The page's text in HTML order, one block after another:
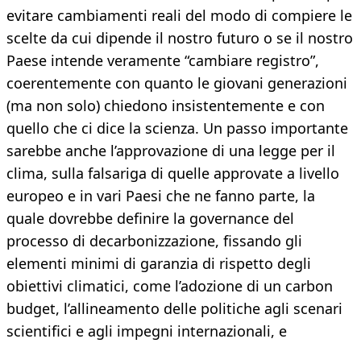
evitare cambiamenti reali del modo di compiere le
scelte da cui dipende il nostro futuro o se il nostro
Paese intende veramente “cambiare registro”,
coerentemente con quanto le giovani generazioni
(ma non solo) chiedono insistentemente e con
quello che ci dice la scienza. Un passo importante
sarebbe anche l’approvazione di una legge per il
clima, sulla falsariga di quelle approvate a livello
europeo e in vari Paesi che ne fanno parte, la
quale dovrebbe definire la governance del
processo di decarbonizzazione, fissando gli
elementi minimi di garanzia di rispetto degli
obiettivi climatici, come l’adozione di un carbon
budget, l’allineamento delle politiche agli scenari
scientifici e agli impegni internazionali, e